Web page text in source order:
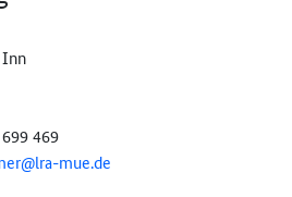
Inn
469
lra-mue.de